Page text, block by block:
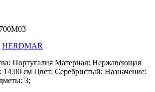
HERDMAR
Португалия Материал: Нержавеющая
14.00 см Цвет: Серебристый; Назначение:
3;